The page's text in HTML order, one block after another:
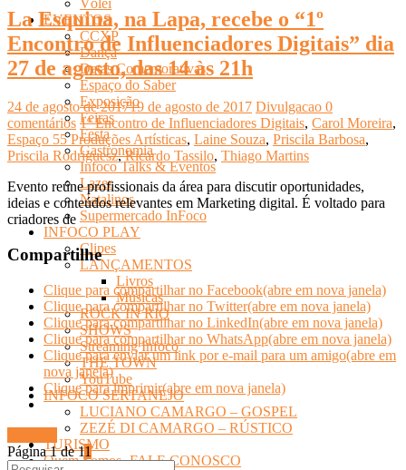
Vôlei
EVENTOS
CCXP
Dança
Datas Comemorativas
Espaço do Saber
Exposição
Feiras
Festa
Gastronomia
Infoco Talks & Eventos
Lazer
Natalinos
Supermercado InFoco
INFOCO PLAY
Clipes
LANÇAMENTOS
Livros
Músicas
ROCK IN RIO
SHOWS
Streaming Infoco
THE TOWN
YouTube
INFOCO SERTANEJO
LUCIANO CAMARGO – GOSPEL
ZEZÉ DI CAMARGO – RÚSTICO
TURISMO
Quem Somos- FALE CONOSCO
La Esquina, na Lapa, recebe o “1º
Encontro de Influenciadores Digitais” dia
27 de agosto, das 14 às 21h
24 de agosto de 201719 de agosto de 2017 Divulgacao 0
comentários 1º Encontro de Influenciadores Digitais, Carol Moreira,
Espaço 55 Produções Artísticas, Laine Souza, Priscila Barbosa,
Priscila Rodriguesz,Ricardo Tassilo, Thiago Martins
Evento reúne profissionais da área para discutir oportunidades,
ideias e conteúdos relevantes em Marketing digital. É voltado para
criadores de
Compartilhe
Clique para compartilhar no Facebook(abre em nova janela)
Clique para compartilhar no Twitter(abre em nova janela)
Clique para compartilhar no LinkedIn(abre em nova janela)
Clique para compartilhar no WhatsApp(abre em nova janela)
Clique para enviar um link por e-mail para um amigo(abre em
nova janela)
Clique para imprimir(abre em nova janela)
Página 1 de 11